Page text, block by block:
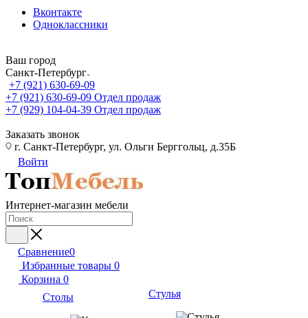
Вконтакте
Одноклассники
Ваш город
Санкт-Петербург
+7 (921) 630-69-09
+7 (921) 630-69-09 Отдел продаж
+7 (929) 104-04-39 Отдел продаж
Заказать звонок
г. Санкт-Петербург, ул. Ольги Берггольц, д.35Б
Войти
Интернет-магазин мебели
Сравнение0
Избранные товары 0
Корзина 0
Столы Стулья